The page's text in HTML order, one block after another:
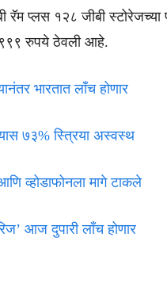
रॅम प्लस १२८ जीबी स्टोरेजच्या
रुपये ठेवली आहे.
भारतात लाँच होणार
७३% स्त्रिया अस्वस्थ
व्होडाफोनला मागे टाकले
आज दुपारी लाँच होणार